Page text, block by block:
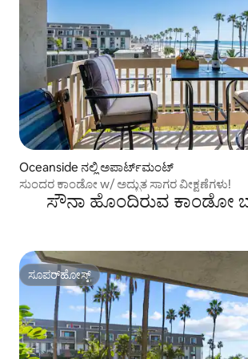
Oceanside ನಲ್ಲಿ ಅಪಾರ್ಟ್‌ಮಂಟ್
ಸುಂದರ ಕಾಂಡೋ w/ ಅದ್ಭುತ ಸಾಗರ ವೀಕ್ಷಣೆಗಳು!
ಸೌನಾ ಹೊಂದಿರುವ ಕಾಂಡೋ
ಸೂಪರ್‌ಹೋಸ್ಟ್
ಸೂಪರ್‌ಹೋಸ್ಟ್